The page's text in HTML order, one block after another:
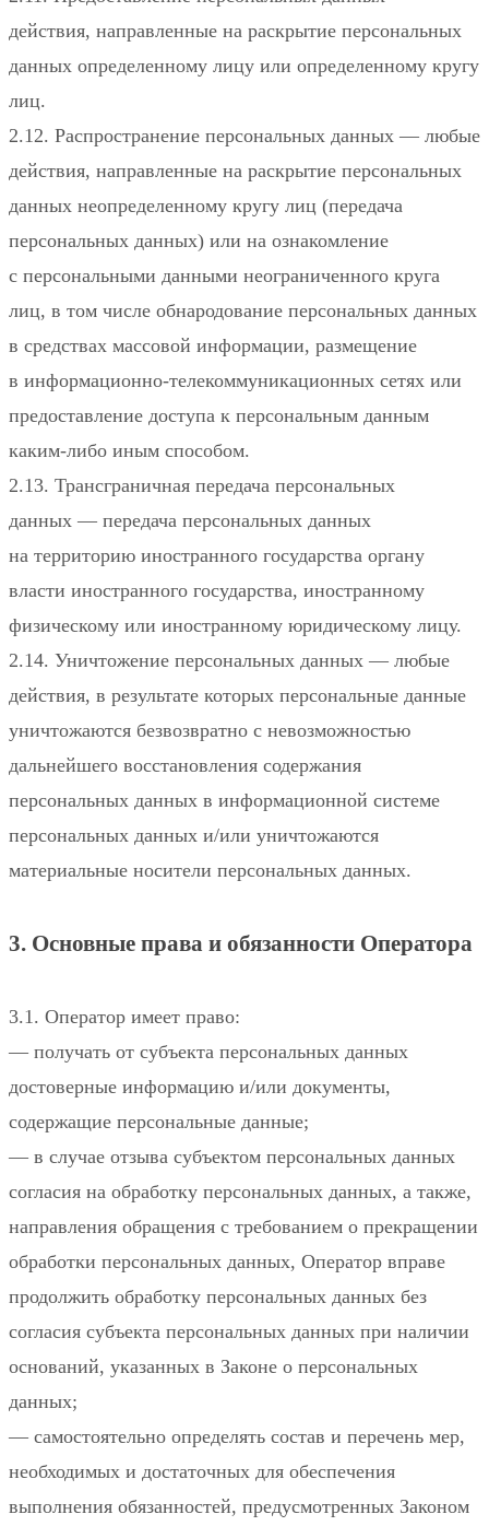
действия, направленные на раскрытие персональных
данных определенному лицу или определенному кругу
лиц.
2.12. Распространение персональных данных — любые
действия, направленные на раскрытие персональных
данных неопределенному кругу лиц (передача
персональных данных) или на ознакомление
с персональными данными неограниченного круга
лиц, в том числе обнародование персональных данных
в средствах массовой информации, размещение
в информационно-телекоммуникационных сетях или
предоставление доступа к персональным данным
каким-либо иным способом.
2.13. Трансграничная передача персональных
данных — передача персональных данных
на территорию иностранного государства органу
власти иностранного государства, иностранному
физическому или иностранному юридическому лицу.
2.14. Уничтожение персональных данных — любые
действия, в результате которых персональные данные
уничтожаются безвозвратно с невозможностью
дальнейшего восстановления содержания
персональных данных в информационной системе
персональных данных и/или уничтожаются
материальные носители персональных данных.
3. Основные права и обязанности Оператора
3.1. Оператор имеет право:
— получать от субъекта персональных данных
достоверные информацию и/или документы,
содержащие персональные данные;
— в случае отзыва субъектом персональных данных
согласия на обработку персональных данных, а также,
направления обращения с требованием о прекращении
обработки персональных данных, Оператор вправе
продолжить обработку персональных данных без
согласия субъекта персональных данных при наличии
оснований, указанных в Законе о персональных
данных;
— самостоятельно определять состав и перечень мер,
необходимых и достаточных для обеспечения
выполнения обязанностей, предусмотренных Законом